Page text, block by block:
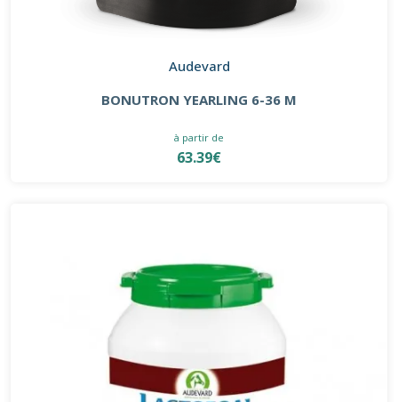
Audevard
BONUTRON YEARLING 6-36 M
à partir de
63.39€